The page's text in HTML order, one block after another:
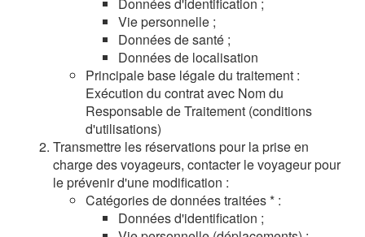
Vie personnelle ;
Données de santé ;
Données de localisation
Principale base légale du traitement :
Exécution du contrat avec Nom du
Responsable de Traitement (conditions
d'utilisations)
Transmettre les réservations pour la prise en
charge des voyageurs, contacter le voyageur pour
le prévenir d'une modification :
Catégories de données traitées * :
Données d'identification ;